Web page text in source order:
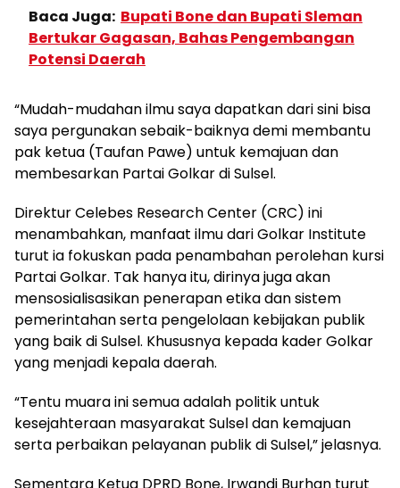
Baca Juga: Bupati Bone dan Bupati Sleman
Bertukar Gagasan, Bahas Pengembangan
Potensi Daerah
“Mudah-mudahan ilmu saya dapatkan dari sini bisa
saya pergunakan sebaik-baiknya demi membantu
pak ketua (Taufan Pawe) untuk kemajuan dan
membesarkan Partai Golkar di Sulsel.
Direktur Celebes Research Center (CRC) ini
menambahkan, manfaat ilmu dari Golkar Institute
turut ia fokuskan pada penambahan perolehan kursi
Partai Golkar. Tak hanya itu, dirinya juga akan
mensosialisasikan penerapan etika dan sistem
pemerintahan serta pengelolaan kebijakan publik
yang baik di Sulsel. Khususnya kepada kader Golkar
yang menjadi kepala daerah.
“Tentu muara ini semua adalah politik untuk
kesejahteraan masyarakat Sulsel dan kemajuan
serta perbaikan pelayanan publik di Sulsel,” jelasnya.